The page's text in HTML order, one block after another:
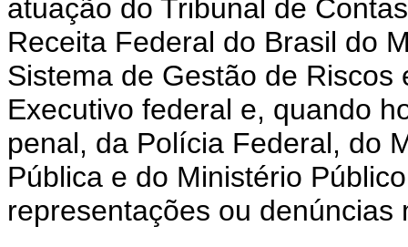
atuação do Tribunal de
Receita Federal do Brasil do
Sistema de Gestão de
Executivo federal e, quando
penal, da Polícia Federal, do
Pública e do Ministério
representações ou